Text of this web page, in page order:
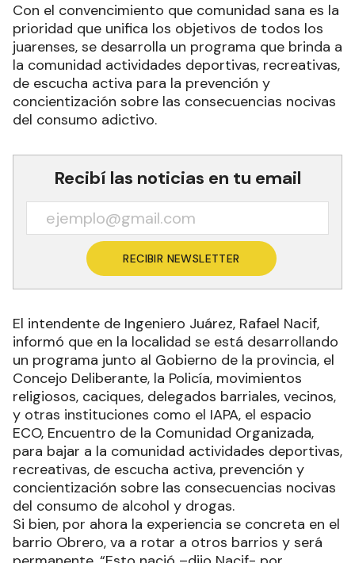
Con el convencimiento que comunidad sana es la
prioridad que unifica los objetivos de todos los
juarenses, se desarrolla un programa que brinda a
la comunidad actividades deportivas, recreativas,
de escucha activa para la prevención y
concientización sobre las consecuencias nocivas
del consumo adictivo.
Recibí las noticias en tu email
RECIBIR NEWSLETTER
El intendente de Ingeniero Juárez, Rafael Nacif,
informó que en la localidad se está desarrollando
un programa junto al Gobierno de la provincia, el
Concejo Deliberante, la Policía, movimientos
religiosos, caciques, delegados barriales, vecinos,
y otras instituciones como el IAPA, el espacio
ECO, Encuentro de la Comunidad Organizada,
para bajar a la comunidad actividades deportivas,
recreativas, de escucha activa, prevención y
concientización sobre las consecuencias nocivas
del consumo de alcohol y drogas.
Si bien, por ahora la experiencia se concreta en el
barrio Obrero, va a rotar a otros barrios y será